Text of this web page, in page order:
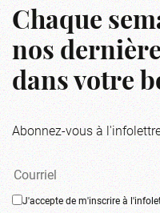
Chaque
nos
dans votre
Abonnez-vous à
J'accepte de m'inscrire à